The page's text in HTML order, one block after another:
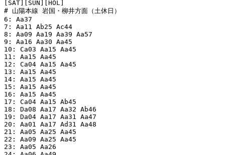
[SAT][SUN][HOL]
# 山陽本線 岩国・柳井方面（土休日）
6: Aa37
7: Aa11 Ab25 Ac44
8: Aa09 Aa19 Aa39 Aa57
9: Aa16 Aa30 Aa45
10: Ca03 Aa15 Aa45
11: Aa15 Aa45
12: Ca04 Aa15 Aa45
13: Aa15 Aa45
14: Aa15 Aa45
15: Aa15 Aa45
16: Aa15 Aa45
17: Ca04 Aa15 Ab45
18: Da08 Aa17 Aa32 Ab46
19: Da04 Aa17 Aa31 Aa47
20: Aa01 Aa17 Ad31 Aa48
21: Aa05 Aa25 Aa45
22: Aa09 Aa25 Aa45
23: Aa05 Aa26